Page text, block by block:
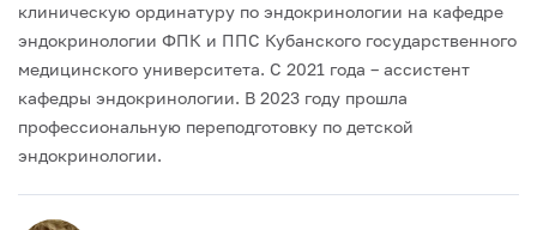
клиническую ординатуру по эндокринологии на кафедре
эндокринологии ФПК и ППС Кубанского государственного
медицинского университета. С 2021 года – ассистент
кафедры эндокринологии. В 2023 году прошла
профессиональную переподготовку по детской
эндокринологии.